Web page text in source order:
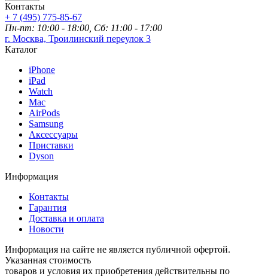
Контакты
+ 7 (495) 775-85-67
Пн-пт: 10:00 - 18:00, Сб: 11:00 - 17:00
г. Москва, Троилинский переулок 3
Каталог
iPhone
iPad
Watch
Mac
AirPods
Samsung
Аксессуары
Приставки
Dyson
Информация
Контакты
Гарантия
Доставка и оплата
Новости
Информация на сайте не является публичной офертой.
Указанная стоимость
товаров и условия их приобретения действительны по